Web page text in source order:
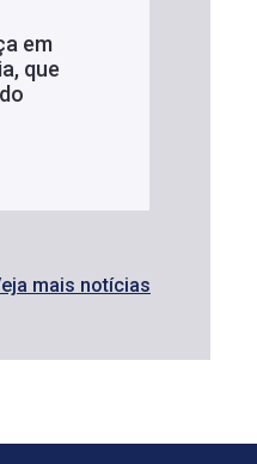
em
que
mais notícias